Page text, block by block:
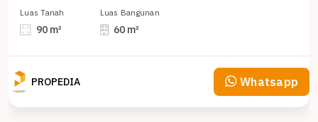
Luas Tanah
90 m²
Luas Bangunan
60 m²
PROPEDIA Whatsapp